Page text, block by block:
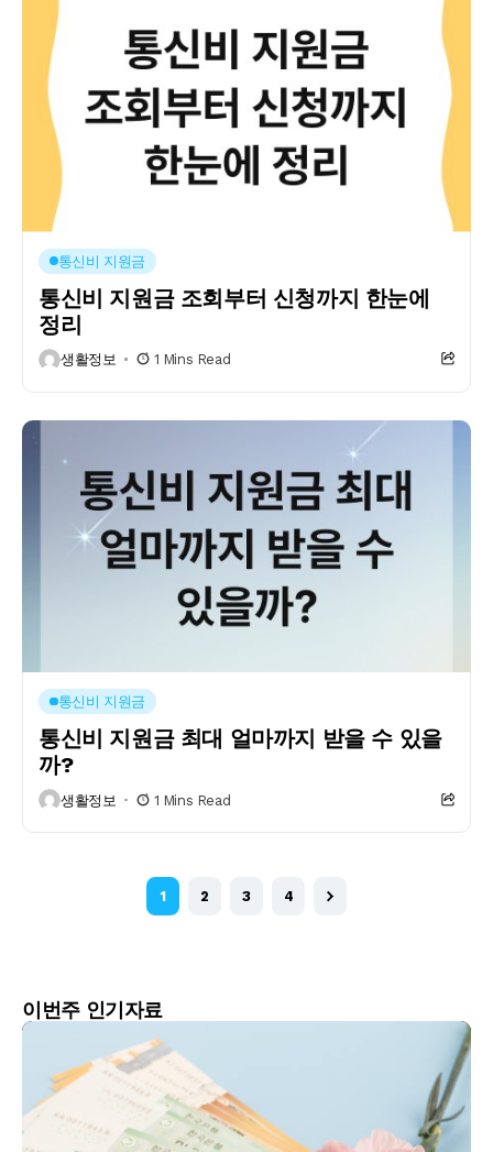
통신비 지원금
통신비 지원금 조회부터 신청까지 한눈에
정리
생활정보 1 Mins Read
통신비 지원금
통신비 지원금 최대 얼마까지 받을 수 있을
까?
생활정보 1 Mins Read
1 2 3 4
이번주 인기자료